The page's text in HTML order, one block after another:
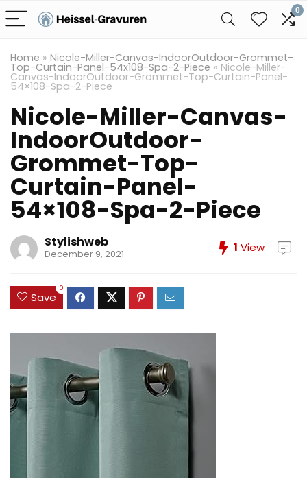
0
Home » Nicole-Miller-Canvas-IndoorOutdoor-Grommet-
Top-Curtain-Panel-54x108-Spa-2-Piece » Nicole-Miller-
Canvas-IndoorOutdoor-Grommet-Top-Curtain-Panel-
54×108-Spa-2-Piece
Nicole-Miller-Canvas-
IndoorOutdoor-
Grommet-Top-
Curtain-Panel-
54×108-Spa-2-Piece
Stylishweb
December 9, 2021 1 View
Save
0